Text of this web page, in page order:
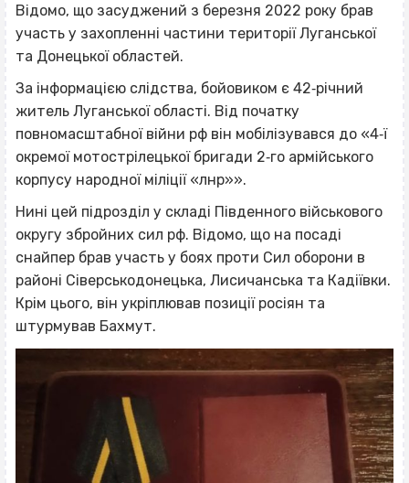
Відомо, що засуджений з березня 2022 року брав
участь у захопленні частини території Луганської
та Донецької областей.
За інформацією слідства, бойовиком є 42‐річний
житель Луганської області. Від початку
повномасштабної війни рф він мобілізувався до «4‐ї
окремої мотострілецької бригади 2‐го армійського
корпусу народної міліції «лнр»».
Нині цей підрозділ у складі Південного військового
округу збройних сил рф. Відомо, що на посаді
снайпер брав участь у боях проти Сил оборони в
районі Сіверськодонецька, Лисичанська та Кадіївки.
Крім цього, він укріплював позиції росіян та
штурмував Бахмут.